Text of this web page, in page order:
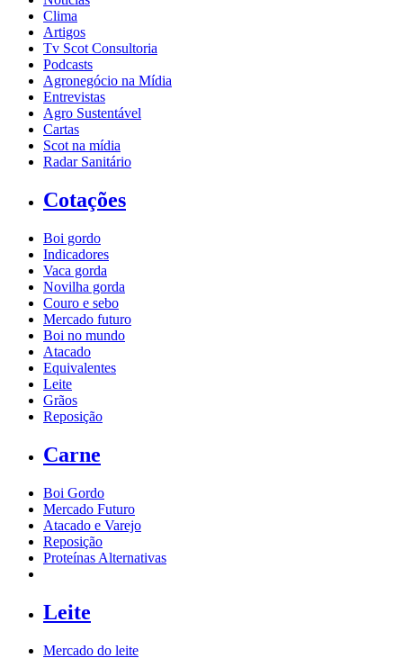
Clima
Artigos
Tv Scot Consultoria
Podcasts
Agronegócio na Mídia
Entrevistas
Agro Sustentável
Cartas
Scot na mídia
Radar Sanitário
Cotações
Boi gordo
Indicadores
Vaca gorda
Novilha gorda
Couro e sebo
Mercado futuro
Boi no mundo
Atacado
Equivalentes
Leite
Grãos
Reposição
Carne
Boi Gordo
Mercado Futuro
Atacado e Varejo
Reposição
Proteínas Alternativas
Leite
Mercado do leite